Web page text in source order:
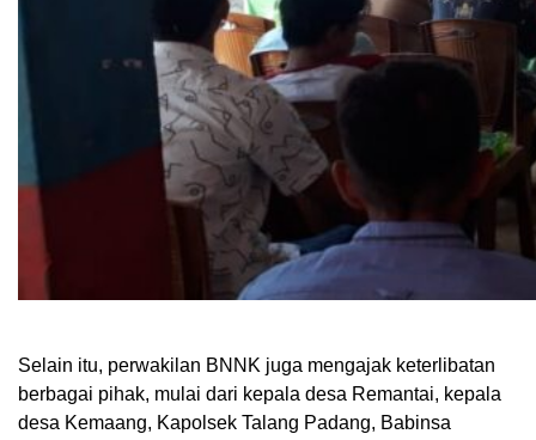
Selain itu, perwakilan BNNK juga mengajak keterlibatan
berbagai pihak, mulai dari kepala desa Remantai, kepala
desa Kemaang, Kapolsek Talang Padang, Babinsa